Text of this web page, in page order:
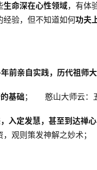
生命深在心性领域，有体
经验，但不知道如何功夫
前亲自实践，历代祖师
基础 ；     憨山大师云
入定发慧，甚至到达禅
观则策发神解之妙术；